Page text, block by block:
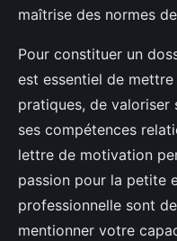
maîtrise des normes
Pour constituer un
est essentiel de
pratiques, de valoriser
ses compétences
lettre de motivation
passion pour la petite
professionnelle sont
mentionner votre